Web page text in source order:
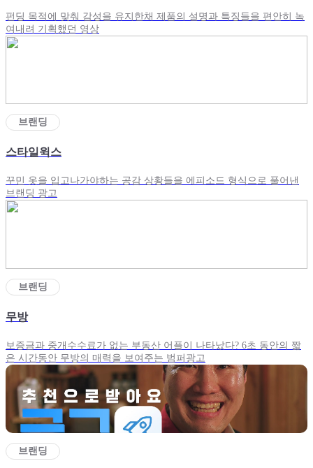
펀딩 목적에 맞춰 감성을 유지한채 제품의 설명과 특징들을 편안히 녹
여내려 기획했던 영상
브랜딩
스타일윅스
꾸민 옷을 입고나가야하는 공감 상황들을 에피소드 형식으로 풀어낸
브랜딩 광고
브랜딩
무방
보증금과 중개수수료가 없는 부동산 어플이 나타났다? 6초 동안의 짧
은 시간동안 무방의 매력을 보여주는 범퍼광고
브랜딩